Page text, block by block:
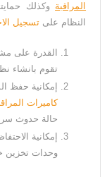
المراقبة وكذلك
النظام على تسجيل
القدرة على
تقوم بانشاء
إمكانية حفظ
كاميرات
حالة حدوث
إمكانية
وحدات تخزين